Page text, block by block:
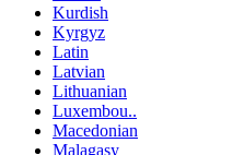
Kurdish
Kyrgyz
Latin
Latvian
Lithuanian
Luxembou..
Macedonian
Malagasy